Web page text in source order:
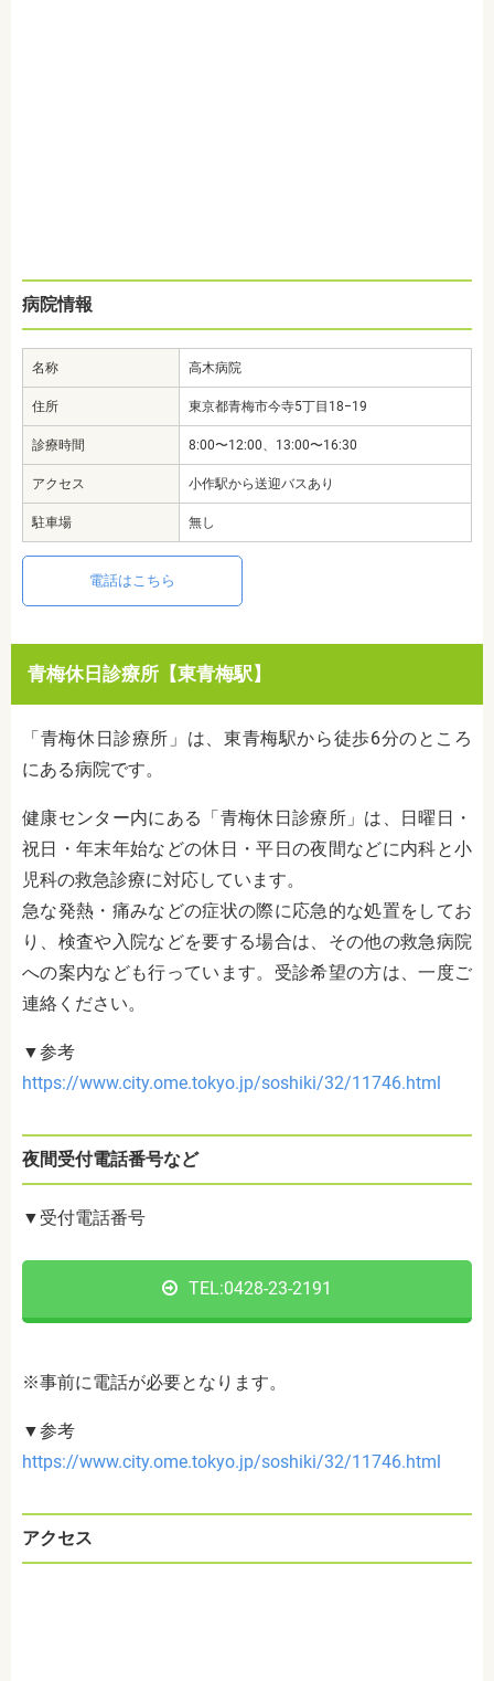
病院情報
名称 高木病院
住所 東京都青梅市今寺5丁目18−19
診療時間 8:00〜12:00、13:00〜16:30
アクセス 小作駅から送迎バスあり
駐車場 無し
電話はこちら
青梅休日診療所【東青梅駅】
「青梅休日診療所」は、東青梅駅から徒歩6分のところ
にある病院です。
健康センター内にある「青梅休日診療所 」は、日曜日・
祝日・年末年始などの休日・平日の夜間などに内科と小
児科の救急診療に対応しています。
急な発熱・痛みなどの症状の際に応急的な処置をしてお
り、検査や入院などを要する場合は、その他の救急病院
への案内なども行っています。受診希望の方は、一度ご
連絡ください。
▼参考
https://www.city.ome.tokyo.jp/soshiki/32/11746.html
夜間受付電話番号など
▼受付電話番号
TEL:0428-23-2191
※事前に電話が必要となります。
▼参考
https://www.city.ome.tokyo.jp/soshiki/32/11746.html
アクセス